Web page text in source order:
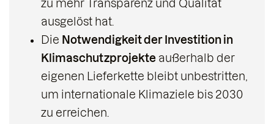
zu mehr Transparenz und Qualität
ausgelöst hat.
Die Notwendigkeit der Investition in
Klimaschutzprojekte außerhalb der
eigenen Lieferkette bleibt unbestritten,
um internationale Klimaziele bis 2030
zu erreichen.